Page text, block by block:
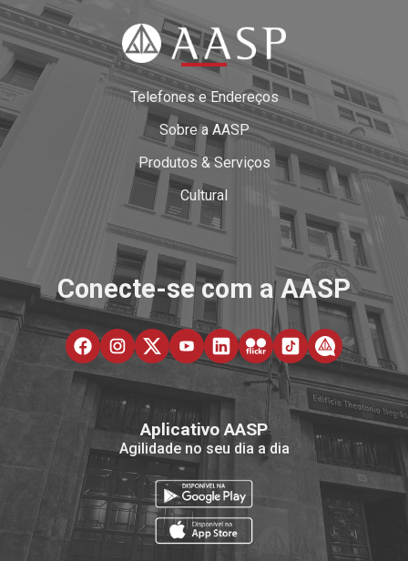
Telefones e Endereços
Sobre a AASP
Produtos & Serviços
Cultural
Conecte-se com a AASP
Aplicativo AASP
Agilidade no seu dia a dia